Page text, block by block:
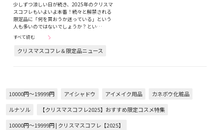
少しずつ涼しい日が続き、2025年のクリスマ
スコフレもいよいよ本番！続々と解禁される
限定品に「何を買おうか迷っている」という
人も多いのではないでしょうか？とい…
すべて読む
クリスマスコフレ＆限定品ニュース
10000円～19999円 アイシャドウ アイメイク用品
カネボウ化粧品
ルナソル
【クリスマスコフレ2025】おすすめ限定コスメ特集
10000円～19999円 | クリスマスコフレ【2025】